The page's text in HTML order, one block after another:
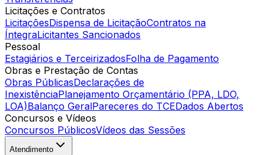
Licitações e Contratos
LicitaçõesDispensa de LicitaçãoContratos na
ÍntegraLicitantes Sancionados
Pessoal
Estagiários e TerceirizadosFolha de Pagamento
Obras e Prestação de Contas
Obras PúblicasDeclarações de
InexistênciaPlanejamento Orçamentário (PPA, LDO,
LOA)Balanço GeralPareceres do TCEDados Abertos
Concursos e Vídeos
Concursos PúblicosVídeos das Sessões
Atendimento